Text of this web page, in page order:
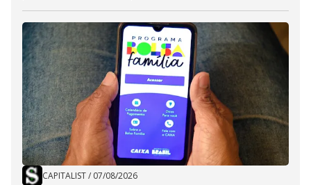
CAPITALIST/ 07/08/2026